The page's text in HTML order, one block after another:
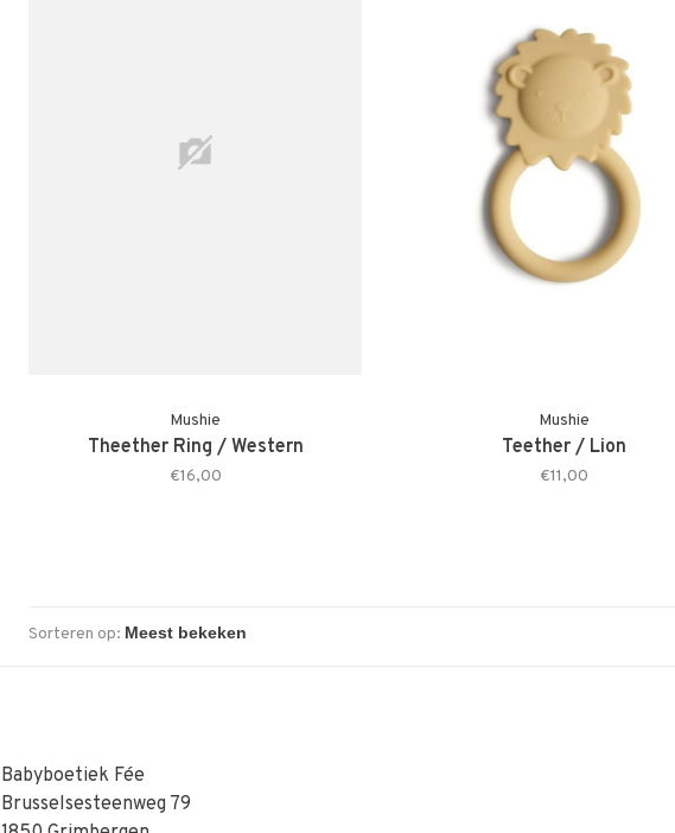
Mushie
Theether Ring / Western
€16,00
Mushie
Teether / Lion
€11,00
Sorteren op:
Babyboetiek Fée
Brusselsesteenweg 79